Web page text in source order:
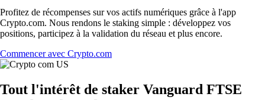
Profitez de récompenses sur vos actifs numériques grâce à l'app
Crypto.com. Nous rendons le staking simple : développez vos
positions, participez à la validation du réseau et plus encore.
Commencer avec Crypto.com
Tout l'intérêt de staker Vanguard FTSE